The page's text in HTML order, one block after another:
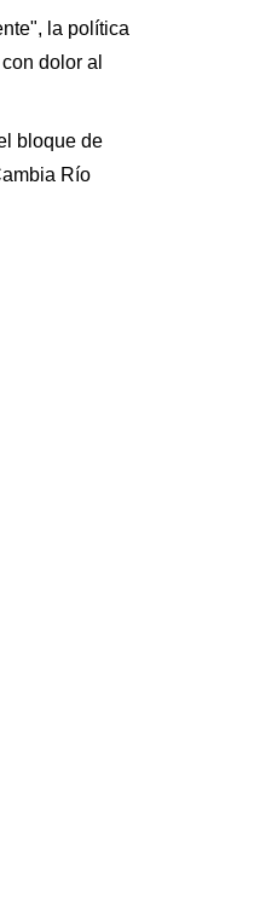
la política
dolor al
bloque de
Río